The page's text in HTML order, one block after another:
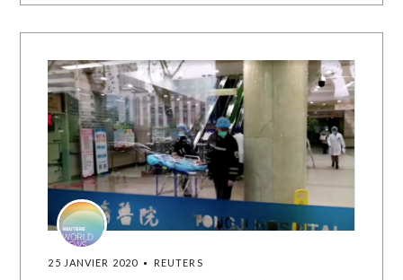
25 JANVIER 2020 REUTERS